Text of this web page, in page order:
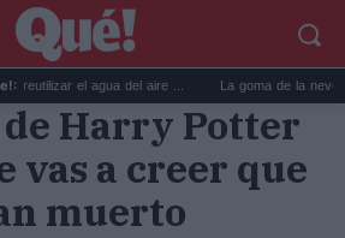
el agua del aire ... La goma de la nevera:
Harry Potter
vas a creer que
muerto